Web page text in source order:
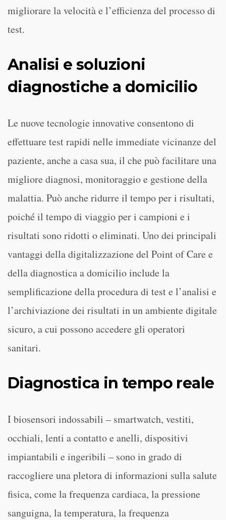
migliorare la velocità e l’efficienza del processo di
test.
Analisi e soluzioni
diagnostiche a domicilio
Le nuove tecnologie innovative consentono di
effettuare test rapidi nelle immediate vicinanze del
paziente, anche a casa sua, il che può facilitare una
migliore diagnosi, monitoraggio e gestione della
malattia. Può anche ridurre il tempo per i risultati,
poiché il tempo di viaggio per i campioni e i
risultati sono ridotti o eliminati. Uno dei principali
vantaggi della digitalizzazione del Point of Care e
della diagnostica a domicilio include la
semplificazione della procedura di test e l’analisi e
l’archiviazione dei risultati in un ambiente digitale
sicuro, a cui possono accedere gli operatori
sanitari.
Diagnostica in tempo reale
I biosensori indossabili – smartwatch, vestiti,
occhiali, lenti a contatto e anelli, dispositivi
impiantabili e ingeribili – sono in grado di
raccogliere una pletora di informazioni sulla salute
fisica, come la frequenza cardiaca, la pressione
sanguigna, la temperatura, la frequenza